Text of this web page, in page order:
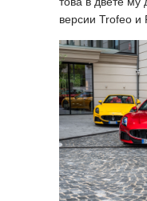
версии Trofeo и